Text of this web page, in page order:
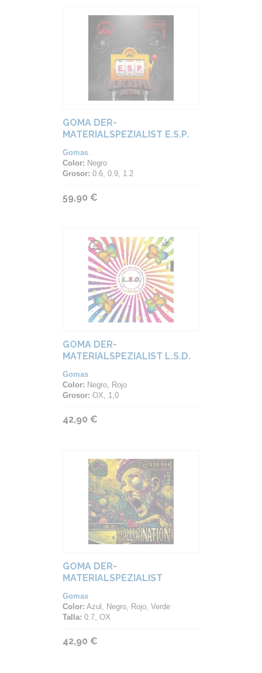
GOMA DER-
MATERIALSPEZIALIST E.S.P.
Gomas
Color: Negro
Grosor: 0.6, 0.9, 1.2
59,90 €
GOMA DER-
MATERIALSPEZIALIST L.S.D.
Gomas
Color: Negro, Rojo
Grosor: OX, 1,0
42,90 €
GOMA DER-
MATERIALSPEZIALIST
Gomas
Color: Azul, Negro, Rojo, Verde
Talla: 0.7, OX
42,90 €